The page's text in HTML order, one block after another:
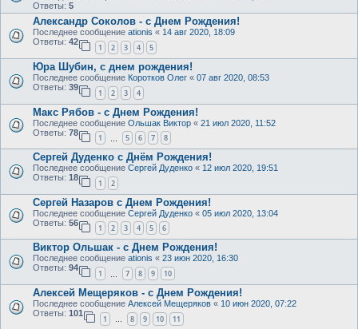
Ответы: 5
Александр Соколов - с Днем Рождения!
Последнее сообщение ationis « 14 авг 2020, 18:09
Ответы: 42
1 2 3 4 5
Юра Шубин, с днем рождения!
Последнее сообщение Коротков Олег « 07 авг 2020, 08:53
Ответы: 39
1 2 3 4
Макс Рябов - с Днем Рождения!
Последнее сообщение Ольшак Виктор « 21 июл 2020, 11:52
Ответы: 78
1 5 6 7 8
Сергей Дуденко с Днём Рождения!
Последнее сообщение Сергей Дуденко « 12 июл 2020, 19:51
Ответы: 18
1 2
Сергей Назаров с Днем Рождения!
Последнее сообщение Сергей Дуденко « 05 июл 2020, 13:04
Ответы: 56
1 2 3 4 5 6
Виктор Ольшак - с Днем Рождения!
Последнее сообщение ationis « 23 июн 2020, 16:30
Ответы: 94
1 7 8 9 10
Алексей Мещеряков - с Днем Рождения!
Последнее сообщение Алексей Мещеряков « 10 июн 2020, 07:22
Ответы: 101
1 … 8 9 10 11